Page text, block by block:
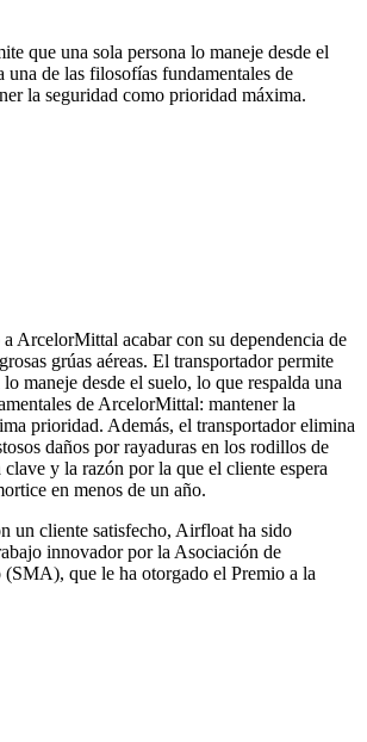
que una sola persona lo maneje desde el
una de las filosofías fundamentales de
la seguridad como prioridad máxima.
ArcelorMittal acabar con su dependencia de
grúas aéreas. El transportador permite
maneje desde el suelo, lo que respalda una
de ArcelorMittal: mantener la
prioridad. Además, el transportador elimina
daños por rayaduras en los rodillos de
y la razón por la que el cliente espera
en menos de un año.
un cliente satisfecho, Airfloat ha sido
innovador por la Asociación de
(SMA), que le ha otorgado el Premio a la